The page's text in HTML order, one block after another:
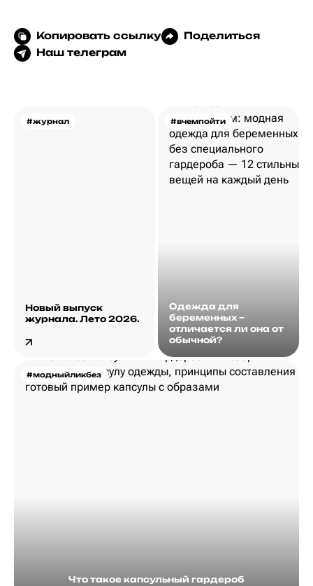
Копировать ссылку
Поделиться
Наш телеграм
#журнал
Новый выпуск
журнала. Лето 2026.
#вчемпойти
Одежда для
беременных –
отличается ли она от
обычной?
#модныйликбез
Что такое капсульный гардероб